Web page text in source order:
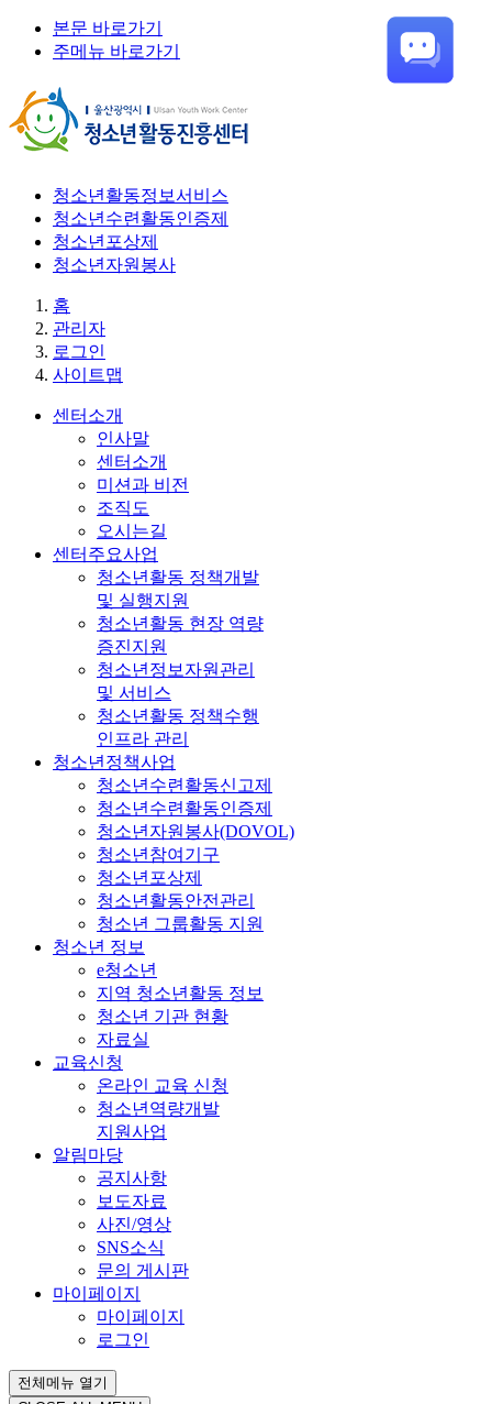
본문 바로가기
주메뉴 바로가기
청소년활동정보서비스
청소년수련활동인증제
청소년포상제
청소년자원봉사
홈
관리자
로그인
사이트맵
센터소개
인사말
센터소개
미션과 비전
조직도
오시는길
센터주요사업
청소년활동 정책개발
및 실행지원
청소년활동 현장 역량
증진지원
청소년정보자원관리
및 서비스
청소년활동 정책수행
인프라 관리
청소년정책사업
청소년수련활동신고제
청소년수련활동인증제
청소년자원봉사(DOVOL)
청소년참여기구
청소년포상제
청소년활동안전관리
청소년 그룹활동 지원
청소년 정보
e청소년
지역 청소년활동 정보
청소년 기관 현황
자료실
교육신청
온라인 교육 신청
청소년역량개발
지원사업
알림마당
공지사항
보도자료
사진/영상
SNS소식
문의 게시판
마이페이지
마이페이지
로그인
전체메뉴 열기